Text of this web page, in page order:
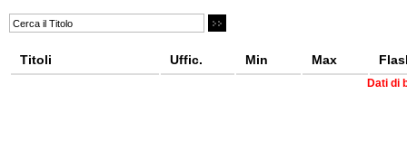
Titoli Uffic. Min Max
Dati di